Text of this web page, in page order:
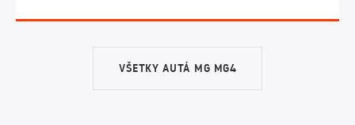
VŠETKY AUTÁ MG MG4